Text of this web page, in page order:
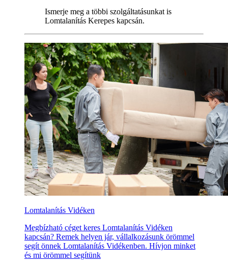
Ismerje meg a többi szolgáltatásunkat is
Lomtalanítás Kerepes kapcsán.
Lomtalanítás Vidéken
Megbízható céget keres Lomtalanítás Vidéken
kapcsán? Remek helyen jár, vállalkozásunk örömmel
segít önnek Lomtalanítás Vidékenben. Hívjon minket
és mi örömmel segítünk